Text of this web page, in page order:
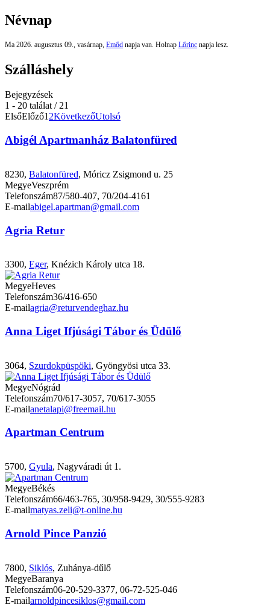
Névnap
Ma 2026. augusztus 09., vasárnap, Emőd napja van. Holnap Lőrinc napja lesz.
Szálláshely
Bejegyzések
1 - 20 találat / 21
ElsőElőző12KövetkezőUtolsó
Abigél Apartmanház Balatonfüred
8230, Balatonfüred, Móricz Zsigmond u. 25
MegyeVeszprém
Telefonszám87/580-407, 70/204-4161
E-mailabigel.apartman@gmail.com
Agria Retur
3300, Eger, Knézich Károly utca 18.
MegyeHeves
Telefonszám36/416-650
E-mailagria@returvendeghaz.hu
Anna Liget Ifjúsági Tábor és Üdülő
3064, Szurdokpüspöki, Gyöngyösi utca 33.
MegyeNógrád
Telefonszám70/617-3057, 70/617-3055
E-mailanetalapi@freemail.hu
Apartman Centrum
5700, Gyula, Nagyváradi út 1.
MegyeBékés
Telefonszám66/463-765, 30/958-9429, 30/555-9283
E-mailmatyas.zeli@t-online.hu
Arnold Pince Panzió
7800, Siklós, Zuhánya-dűlő
MegyeBaranya
Telefonszám06-20-529-3377, 06-72-525-046
E-mailarnoldpincesiklos@gmail.com